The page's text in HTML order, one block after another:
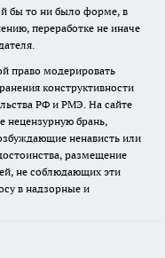
бы то ни было форме, в
переработке не иначе
право модерировать
конструктивности
РФ и РМЭ. На сайте
нецензурную брань,
ненависть или
размещение
не соблюдающих эти
в надзорные и